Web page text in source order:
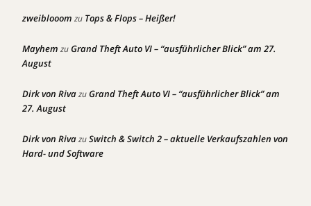
zweiblooom zu Tops & Flops – Heißer!
Mayhem zuGrand Theft Auto VI – “ausführlicher Blick” am 27.
August
Dirk von RivazuGrand Theft Auto VI – “ausführlicher Blick” am
27. August
Dirk von RivazuSwitch & Switch 2 – aktuelle Verkaufszahlen von
Hard- und Software